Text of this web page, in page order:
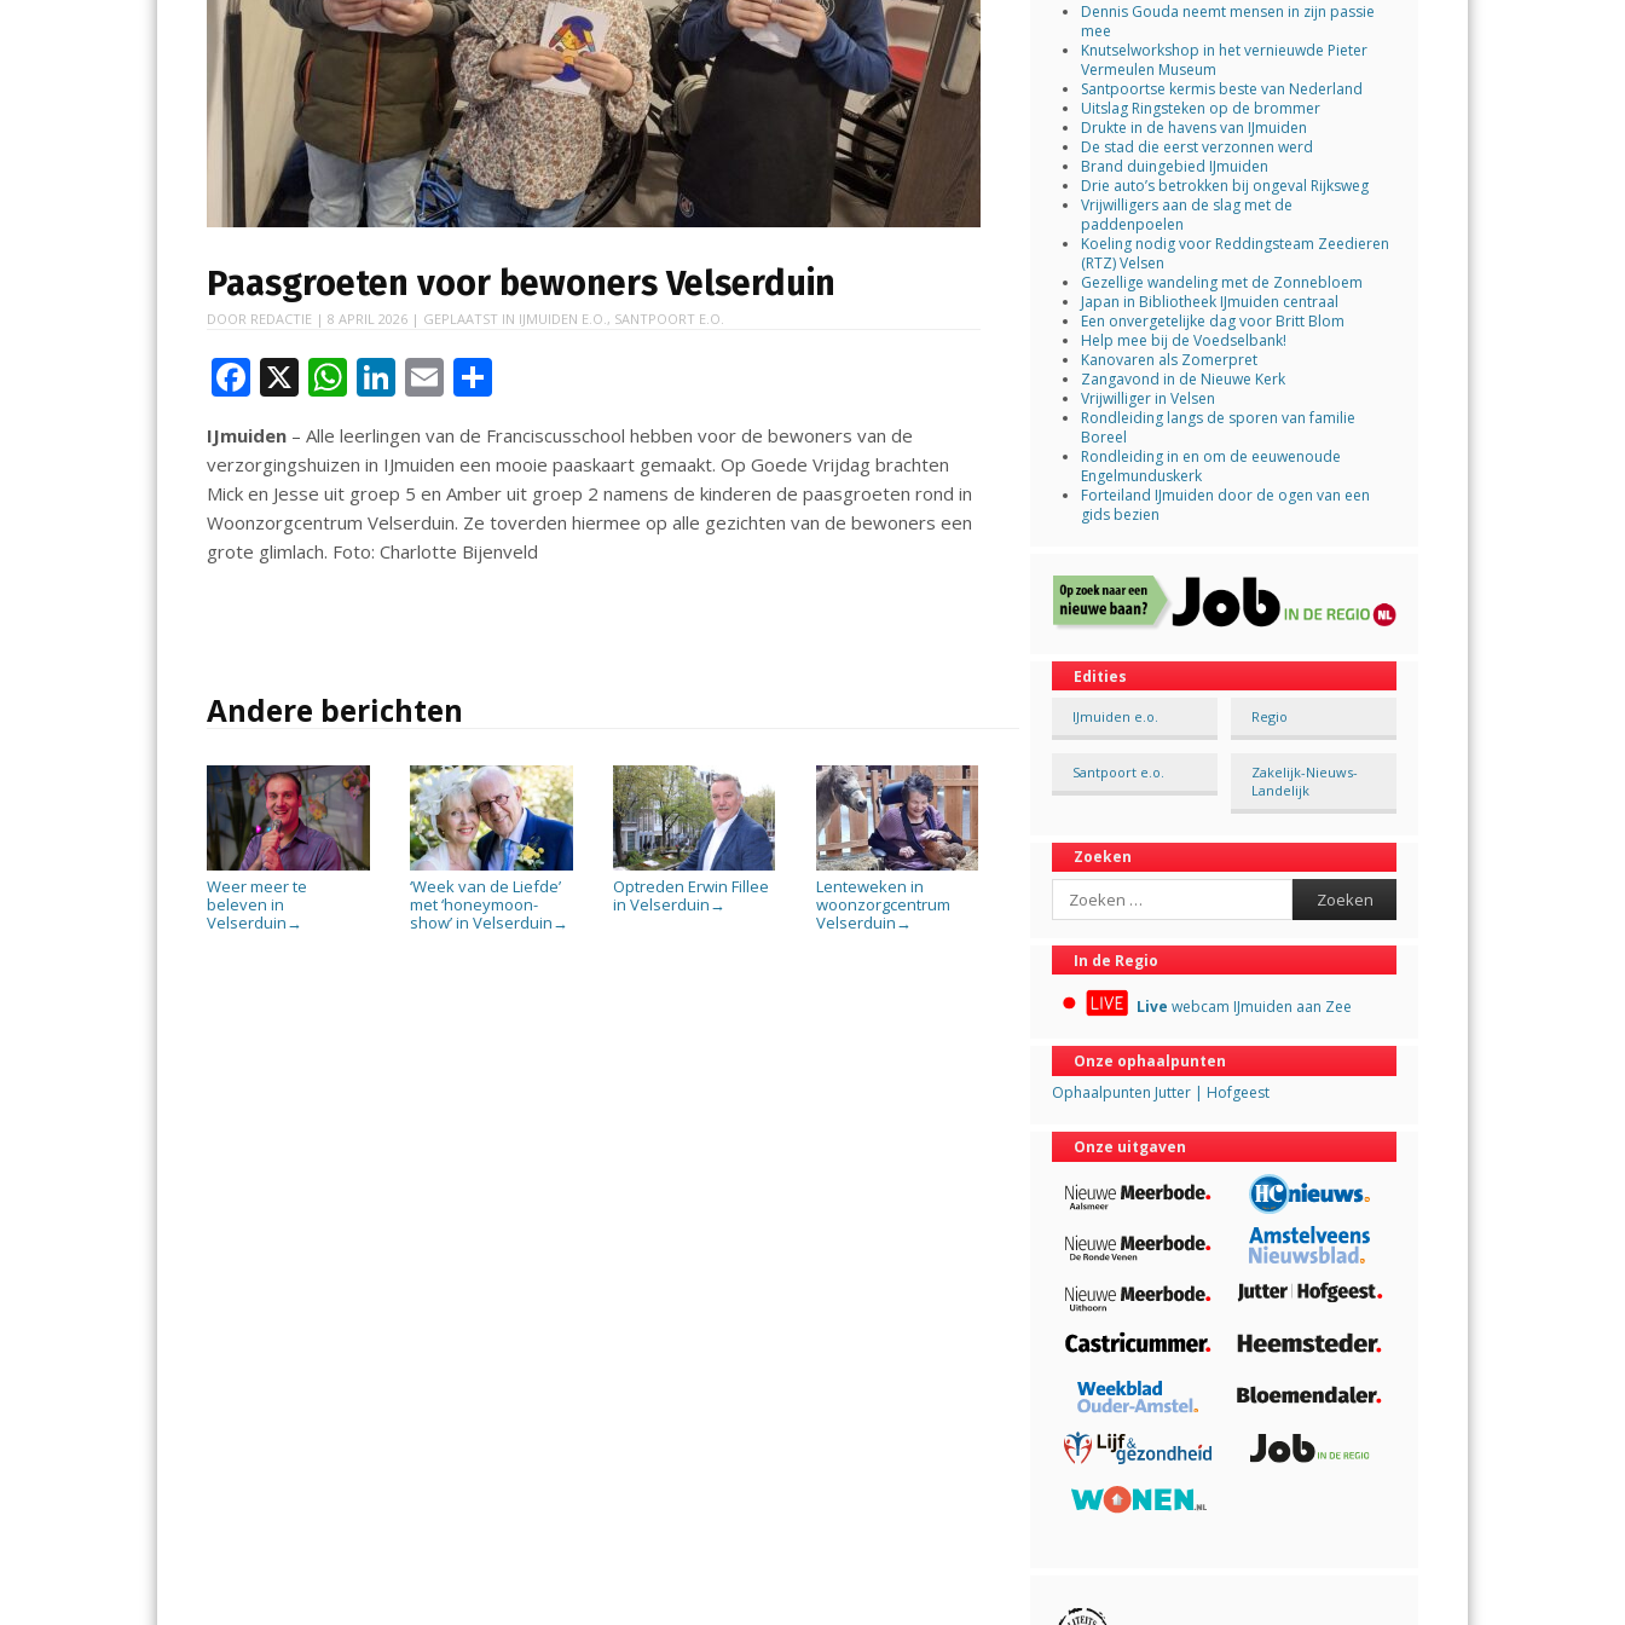
Paasgroeten voor bewoners Velserduin
DOOR REDACTIE |8 APRIL 2026 | GEPLAATST IN IJMUIDEN E.O., SANTPOORT E.O.
F
ac
e
b
o
o
X W
h
at
s
A
p
Li
n
k
e
dI
n
E
m
ai
l
e
n
IJmuiden – Alle leerlingen van de Franciscusschool hebben voor de bewoners van de
verzorgingshuizen in IJmuiden een mooie paaskaart gemaakt. Op Goede Vrijdag brachten
Mick en Jesse uit groep 5 en Amber uit groep 2 namens de kinderen de paasgroeten rond in
Woonzorgcentrum Velserduin. Ze toverden hiermee op alle gezichten van de bewoners een
grote glimlach. Foto: Charlotte Bijenveld
Andere berichten
Weer meer te
beleven in
Velserduin →
‘Week van de Liefde’
met ‘honeymoon-
show’ in Velserduin →
Optreden Erwin Fillee
in Velserduin →
Lenteweken in
woonzorgcentrum
Velserduin →
Dennis Gouda neemt mensen in zijn passie
mee
Knutselworkshop in het vernieuwde Pieter
Vermeulen Museum
Santpoortse kermis beste van Nederland
Uitslag Ringsteken op de brommer
Drukte in de havens van IJmuiden
De stad die eerst verzonnen werd
Brand duingebied IJmuiden
Drie auto’s betrokken bij ongeval Rijksweg
Vrijwilligers aan de slag met de
paddenpoelen
Koeling nodig voor Reddingsteam Zeedieren
(RTZ) Velsen
Gezellige wandeling met de Zonnebloem
Japan in Bibliotheek IJmuiden centraal
Een onvergetelijke dag voor Britt Blom
Help mee bij de Voedselbank!
Kanovaren als Zomerpret
Zangavond in de Nieuwe Kerk
Vrijwilliger in Velsen
Rondleiding langs de sporen van familie
Boreel
Rondleiding in en om de eeuwenoude
Engelmunduskerk
Forteiland IJmuiden door de ogen van een
gids bezien
Edities
IJmuiden e.o. Regio
Santpoort e.o.
Zakelijk-Nieuws-
Landelijk
Zoeken
Search
In de Regio
Live webcam IJmuiden aan Zee
Onze ophaalpunten
Ophaalpunten Jutter | Hofgeest
Onze uitgaven